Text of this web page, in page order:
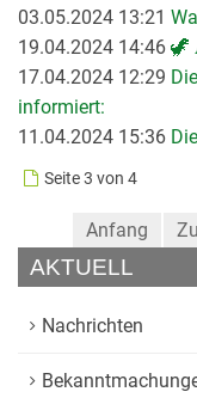
03.05.2024 13:21
19.04.2024 14:46
17.04.2024 12:29
informiert:
11.04.2024 15:36
Seite 3 von 4
Anfang
AKTUELL
Nachrichten